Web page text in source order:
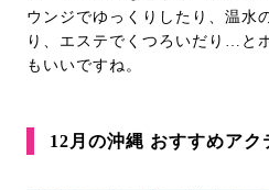
ウンジでゆっくりしたり、温水
り、エステでくつろいだり…と
もいいですね。
12月の沖縄 おすすめアク